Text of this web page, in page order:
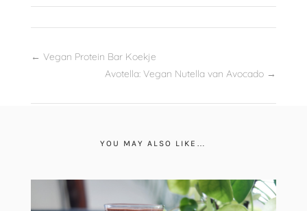
← Vegan Protein Bar Koekje
Avotella: Vegan Nutella van Avocado →
YOU MAY ALSO LIKE…